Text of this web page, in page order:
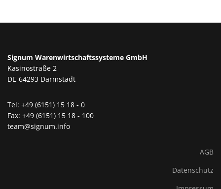
Signum Warenwirtschaftssysteme GmbH
Kasinostraße 2
DE-64293 Darmstadt
Tel: +49 (6151) 15 18 - 0
Fax: +49 (6151) 15 18 - 100
team@signum.info
AGB
Datenschutz